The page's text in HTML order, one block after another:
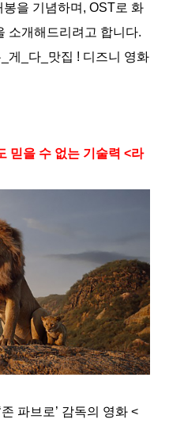
을 기념하며, OST로 화
소개해드리려고 합니다.
게_다_맛집 ! 디즈니 영화
믿을 수 없는 기술력 <라
파브로’ 감독의 영화 <